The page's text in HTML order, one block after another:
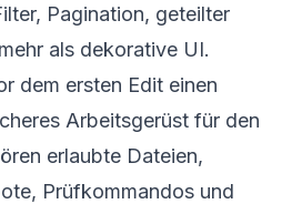
Pagination, geteilter
als dekorative UI.
dem ersten Edit einen
Arbeitsgerüst für den
erlaubte Dateien,
Prüfkommandos und